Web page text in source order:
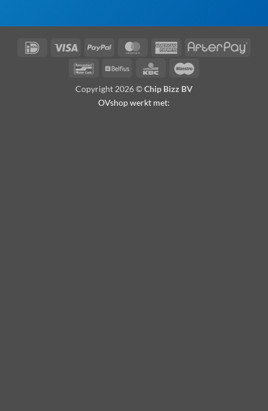
IDeal Visa PayPal MasterCardAmerican
BancontactBelfius KBC
Copyright 2026 ©Chip Bizz BV
OVshop werkt met: